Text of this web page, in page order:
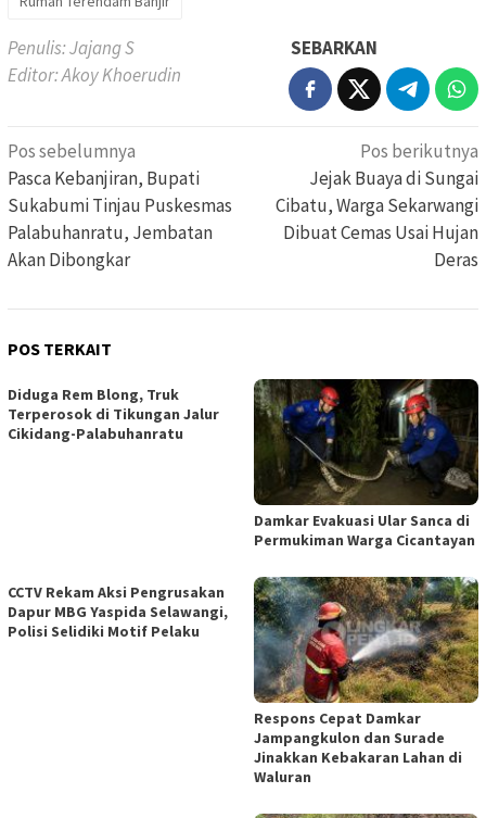
Penulis: Jajang S
Editor: Akoy Khoerudin
SEBARKAN
Navigasi
pos
Pos sebelumnya
Pasca Kebanjiran, Bupati
Sukabumi Tinjau Puskesmas
Palabuhanratu, Jembatan
Akan Dibongkar
Pos berikutnya
Jejak Buaya di Sungai
Cibatu, Warga Sekarwangi
Dibuat Cemas Usai Hujan
Deras
POS TERKAIT
Diduga Rem Blong, Truk
Terperosok di Tikungan Jalur
Cikidang-Palabuhanratu
Damkar Evakuasi Ular Sanca di
Permukiman Warga Cicantayan
CCTV Rekam Aksi Pengrusakan
Dapur MBG Yaspida Selawangi,
Polisi Selidiki Motif Pelaku
Respons Cepat Damkar
Jampangkulon dan Surade
Jinakkan Kebakaran Lahan di
Waluran